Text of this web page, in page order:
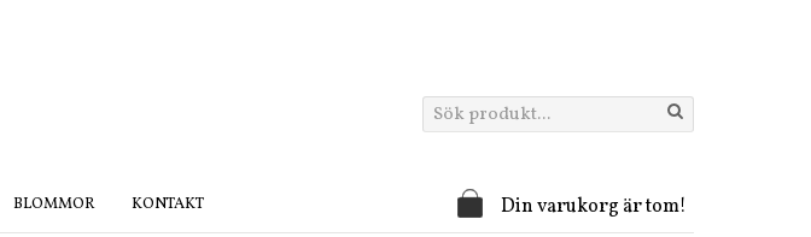
BLOMMOR KONTAKT Din varukorg är tom!